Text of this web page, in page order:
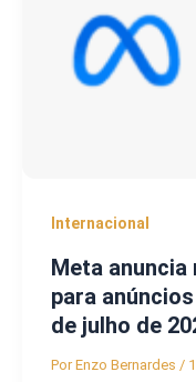
Internacional
Meta
para
de julho de
PorEnzo Bernardes /